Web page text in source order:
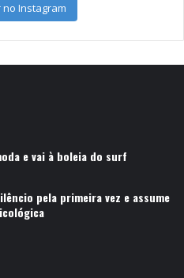
no Instagram
e vai à boleia do surf
pela primeira vez e assume